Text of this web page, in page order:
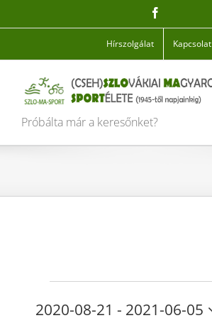
Hírszolgálat Kapcsolat
Próbálta már a keresőnket?
2020-08-21 - 2021-06-05